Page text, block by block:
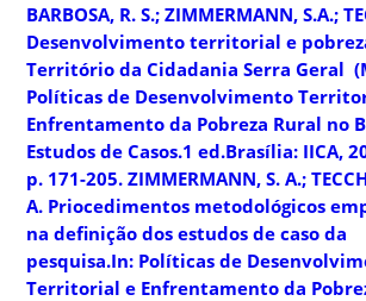
BARBOSA, R. S.; ZIMMERMANN, S.A.;
Desenvolvimento territorial e
Território da Cidadania Serra Geral
Políticas de Desenvolvimento
Enfrentamento da Pobreza Rural no
Estudos de Casos.1 ed.Brasília: IICA,
p. 171-205. ZIMMERMANN, S. A.;
A. Priocedimentos metodológicos
na definição dos estudos de caso da
pesquisa.In: Políticas de
Territorial e Enfrentamento da